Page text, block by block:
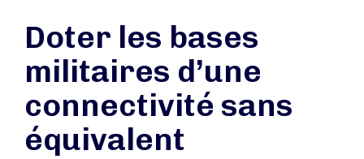
Doter les bases
militaires d’une
connectivité sans
équivalent